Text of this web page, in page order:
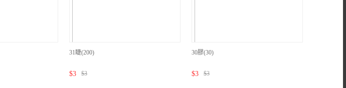
31睫(200)
$3 $3
30膠(30)
$3 $3